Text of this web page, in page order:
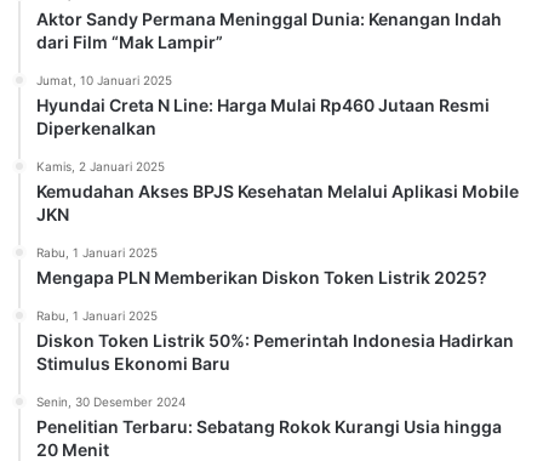
Aktor Sandy Permana Meninggal Dunia: Kenangan Indah
dari Film “Mak Lampir”
Jumat, 10 Januari 2025
Hyundai Creta N Line: Harga Mulai Rp460 Jutaan Resmi
Diperkenalkan
Kamis, 2 Januari 2025
Kemudahan Akses BPJS Kesehatan Melalui Aplikasi Mobile
JKN
Rabu, 1 Januari 2025
Mengapa PLN Memberikan Diskon Token Listrik 2025?
Rabu, 1 Januari 2025
Diskon Token Listrik 50%: Pemerintah Indonesia Hadirkan
Stimulus Ekonomi Baru
Senin, 30 Desember 2024
Penelitian Terbaru: Sebatang Rokok Kurangi Usia hingga
20 Menit